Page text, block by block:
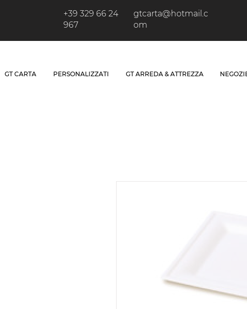
+39 329 66 24
967
gtcarta@hotmail.c
om
GT CARTA PERSONALIZZATI GT ARREDA & ATTREZZA